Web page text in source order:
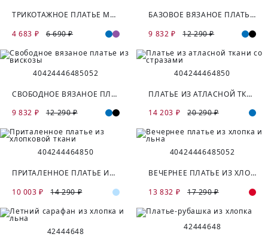
ТРИКОТАЖНОЕ ПЛАТЬЕ МИДИ ИЗ ХЛОПКА
4 683 ₽
6 690 ₽
БАЗОВОЕ ВЯЗАНОЕ ПЛАТЬЕ ИЗ ВИСКОЗЫ
9 832 ₽
12 290 ₽
40424446485052
СВОБОДНОЕ ВЯЗАНОЕ ПЛАТЬЕ ИЗ ВИСКОЗЫ
9 832 ₽
12 290 ₽
404244464850
ПЛАТЬЕ ИЗ АТЛАСНОЙ ТКАНИ СО СТРАЗАМИ
14 203 ₽
20 290 ₽
404244464850
ПРИТАЛЕННОЕ ПЛАТЬЕ ИЗ ХЛОПКОВОЙ ТКАНИ
10 003 ₽
14 290 ₽
40424446485052
ВЕЧЕРНЕЕ ПЛАТЬЕ ИЗ ХЛОПКА И ЛЬНА
13 832 ₽
17 290 ₽
42444648 42444648